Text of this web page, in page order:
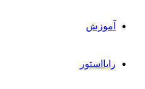
آموزش
رایااستور